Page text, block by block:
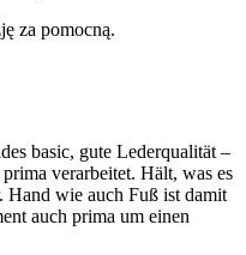
za pomocną.
basic, gute Lederqualität –
verarbeitet. Hält, was es
Hand wie auch Fuß ist damit
auch prima um einen